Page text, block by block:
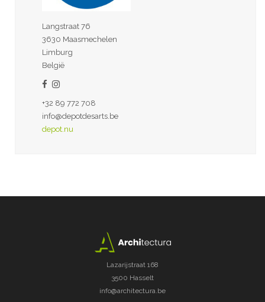
Langstraat 76
3630 Maasmechelen
Limburg
België
+32 89 772 708
info@depotdesarts.be
depot.nu
Lazarijstraat 168
3500 Hasselt
info@architectura.be